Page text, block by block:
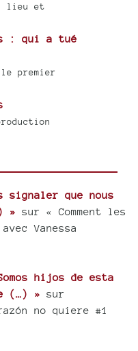
lieu et
: qui a tué
premier
signaler que nous
» sur « Comment les
Vanessa
hijos de esta
(…) » sur
no quiere #1